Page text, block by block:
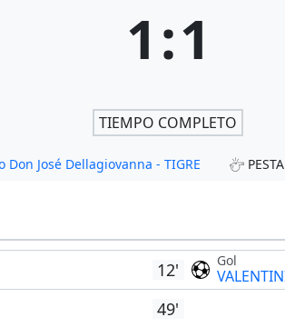
1:1
TIEMPO COMPLETO
Don José Dellagiovanna - TIGRE
12' Gol
49'